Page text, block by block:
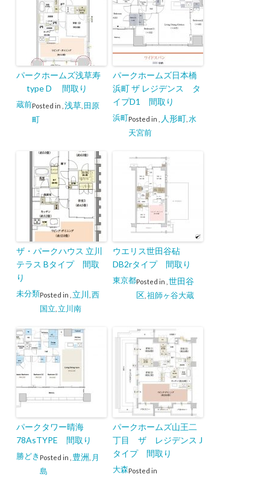
パークホームズ浅草寿
type D 間取り
Posted in
蔵前 浅草, 田原
町
パークホームズ日本橋
浜町 ザ レジデンス タ
イプD1 間取り
Posted in
浜町 人形町 水
天宮前
ザ・パークハウス 立川
テラス Bタイプ 間取
り
Posted in
未分類 立川 西
国立 立川南
ウエリス世田谷砧
DB2rタイプ 間取り
Posted in
東京都
世田谷
区 祖師ヶ谷大蔵
パークタワー晴海
78AsTYPE 間取り
Posted in
勝どき 豊洲 月
島
パークホームズ山王二
丁目 ザ レジデンス J
タイプ 間取り
Posted in
大森